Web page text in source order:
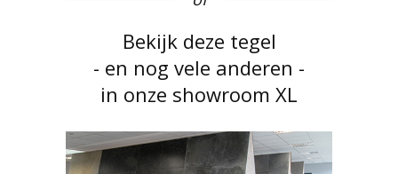
Bekijk deze tegel
- en nog vele anderen -
in onze showroom XL